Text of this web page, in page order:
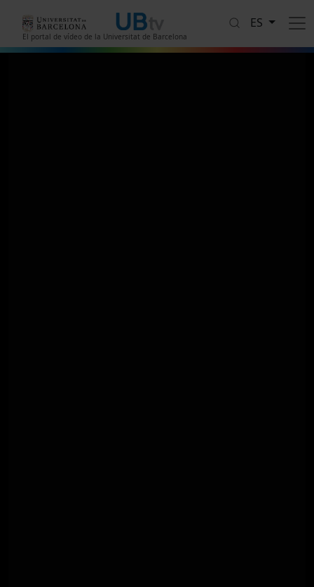
El portal de vídeo de la Universitat de Barcelona
ES